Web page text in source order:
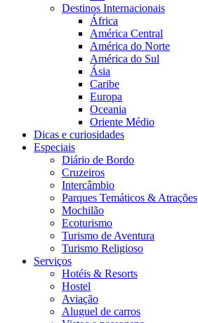
Destinos Internacionais
África
América Central
América do Norte
América do Sul
Ásia
Caribe
Europa
Oceania
Oriente Médio
Dicas e curiosidades
Especiais
Diário de Bordo
Cruzeiros
Intercâmbio
Parques Temáticos & Atrações
Mochilão
Ecoturismo
Turismo de Aventura
Turismo Religioso
Serviços
Hotéis & Resorts
Hostel
Aviação
Aluguel de carros